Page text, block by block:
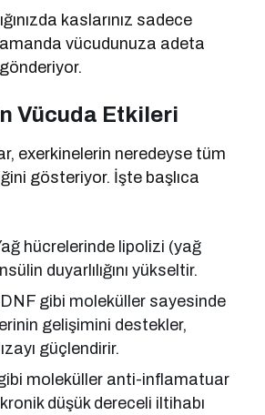
kaslarınız sadece
vücudunuza adeta
Vücuda Etkileri
exerkinelerin neredeyse tüm
gösteriyor. İşte başlıca
hücrelerinde lipolizi (yağ
insülin duyarlılığını yükseltir.
gibi moleküller sayesinde
gelişimini destekler,
güçlendirir.
gibi moleküller anti-inflamatuar
düşük dereceli iltihabı